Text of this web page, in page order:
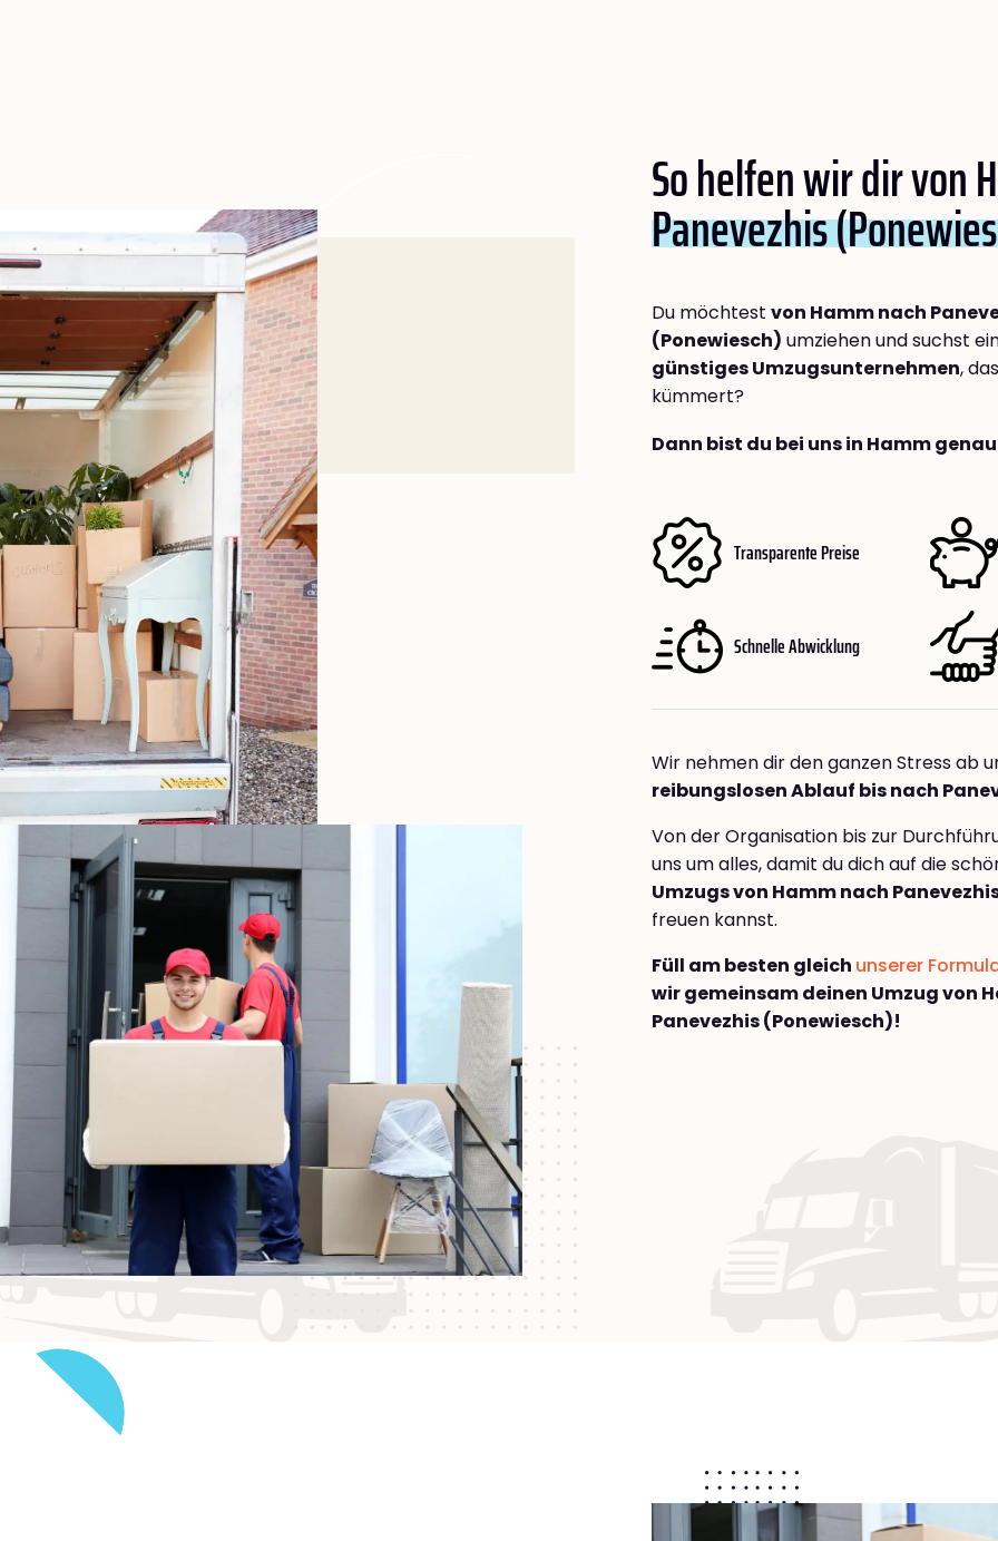
So helfen wir dir von
Panevezhis
Du möchtest von Hamm nach
(Ponewiesch) umziehen und suchst
günstiges Umzugsunternehmen,
kümmert?
Dann bist du bei uns in Hamm
Transparente Preise
Schnelle Abwicklung
Wir nehmen dir den ganzen Stress ab
reibungslosen Ablauf bis nach
Von der Organisation bis zur
uns um alles, damit du dich auf die
Umzugs von Hamm nach
freuen kannst.
Füll am besten gleich unserer
wir gemeinsam deinen Umzug von
Panevezhis (Ponewiesch)!